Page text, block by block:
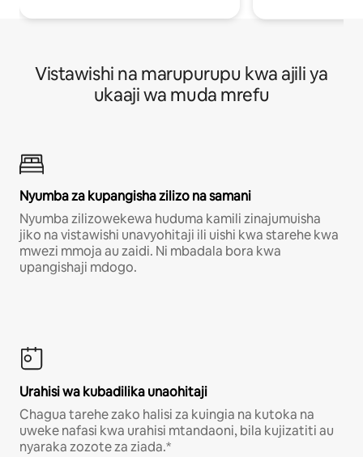
Vistawishi na marupurupu kwa ajili ya
ukaaji wa muda mrefu
Nyumba za kupangisha zilizo na samani
Nyumba zilizowekewa huduma kamili zinajumuisha
jiko na vistawishi unavyohitaji ili uishi kwa starehe kwa
mwezi mmoja au zaidi. Ni mbadala bora kwa
upangishaji mdogo.
Urahisi wa kubadilika unaohitaji
Chagua tarehe zako halisi za kuingia na kutoka na
uweke nafasi kwa urahisi mtandaoni, bila kujizatiti au
nyaraka zozote za ziada.*